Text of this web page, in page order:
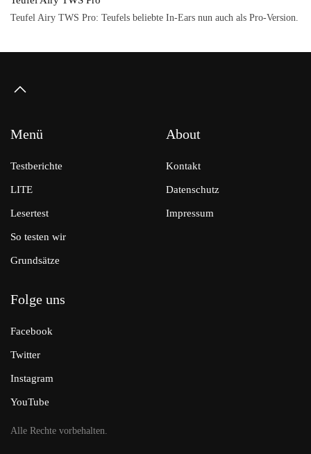
Teufel Airy TWS Pro: Teufels beliebte In-Ears nun auch als Pro-Version.
Menü
Testberichte
LITE
Lesertest
So testen wir
Grundsätze
About
Kontakt
Datenschutz
Impressum
Folge uns
Facebook
Twitter
Instagram
YouTube
Alle Rechte vorbehalten.